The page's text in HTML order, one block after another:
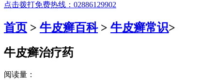
点击拨打免费热线：02886129902
首页 > 牛皮癣百科> 牛皮癣常识>
牛皮癣治疗药
阅读量：